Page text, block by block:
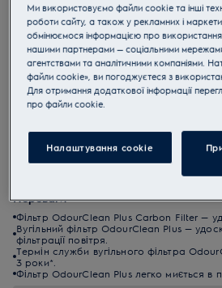
Вугільний фільтр
Переваги
Фільтр OdourClean Plus Carbon Filter —
Вугільний фільтр OdourClean Plus —
фільтрації повітря.
Термін служби вугільного фільтра
3 роки*.
Фільтр OdourClean Plus легко миється в
Ми використовуємо файли cookie та інші
роботи сайту, а також у рекламних і
обмінюємося інформацією про
нашими партнерами — соціальними
агентствами та аналітичними компаніями.
файли cookie», ви погоджуєтеся з
Для отримання додаткової інформації
прo файли cookie.
Налаштування cookie